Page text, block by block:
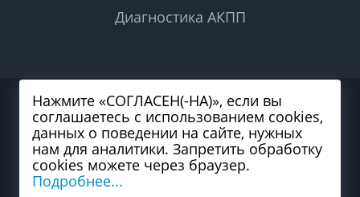
Диагностика АКПП
2026 © Все права защищены
Политика конфиденциальности
Согласие на обработку персональных данных
Карта сайта
Нажмите «СОГЛАСЕН(-НА)», если вы
соглашаетесь с использованием cookies,
данных о поведении на сайте, нужных
нам для аналитики. Запретить обработку
cookies можете через браузер.
Подробнее...